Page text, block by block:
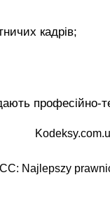
кадрів;
професійно-
Najlepszy